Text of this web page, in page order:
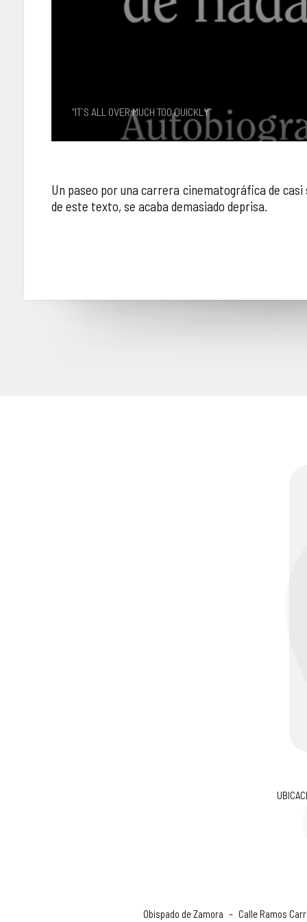
“IT´S ALL OVER MUCH TOO QUICKLY”
Un paseo por una carrera cinematográfica de
de este texto, se acaba demasiado deprisa.
Obispado de Zamora – Calle Ramos